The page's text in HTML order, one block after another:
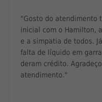
"Gosto do atendimento
inicial com o Hamilton,
e a simpatia de todos.
falta de líquido em
deram crédito.
atendimento."